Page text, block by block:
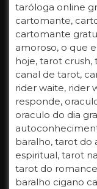
taróloga online
cartomante,
cartomante
amoroso, o que
hoje, tarot
canal de tarot,
rider waite, rider
responde,
oraculo do dia
baralho, tarot do
espiritual, tarot
tarot do
baralho cigano